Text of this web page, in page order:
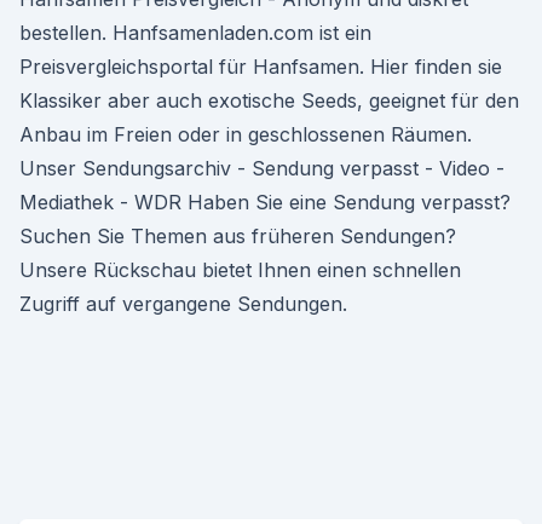
bestellen. Hanfsamenladen.com ist ein
Preisvergleichsportal für Hanfsamen. Hier finden sie
Klassiker aber auch exotische Seeds, geeignet für den
Anbau im Freien oder in geschlossenen Räumen.
Unser Sendungsarchiv - Sendung verpasst - Video -
Mediathek - WDR Haben Sie eine Sendung verpasst?
Suchen Sie Themen aus früheren Sendungen?
Unsere Rückschau bietet Ihnen einen schnellen
Zugriff auf vergangene Sendungen.